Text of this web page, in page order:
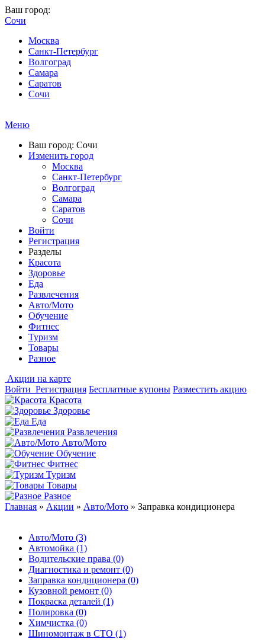
Ваш город:
Сочи
Москва
Санкт-Петербург
Волгоград
Самара
Саратов
Сочи
Меню
Ваш город: Сочи
Изменить город
Москва
Санкт-Петербург
Волгоград
Самара
Саратов
Сочи
Войти
Регистрация
Разделы
Красота
Здоровье
Еда
Развлечения
Авто/Мото
Обучение
Фитнес
Туризм
Товары
Разное
Акции на карте
Войти Регистрация Бесплатные купоны Разместить акцию
Красота
Здоровье
Еда
Развлечения
Авто/Мото
Обучение
Фитнес
Туризм
Товары
Разное
Главная » Акции » Авто/Мото » Заправка кондиционера
Авто/Мото (3)
Автомойка (1)
Водительские права (0)
Диагностика и ремонт (0)
Заправка кондиционера (0)
Кузовной ремонт (0)
Покраска деталей (1)
Полировка (0)
Химчистка (0)
Шиномонтаж в СТО (1)